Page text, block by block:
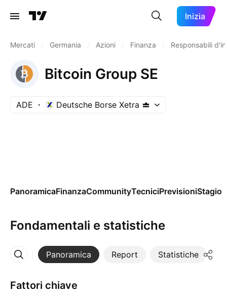
Inizia
Mercati Germania Azioni Finanza Responsabili
Bitcoin Group SE
ADE Deutsche Borse Xetra
PanoramicaFinanzaCommunityTecniciPrevisioni
Fondamentali e statistiche
Panoramica Report Statistiche
Altro
Fattori chiave